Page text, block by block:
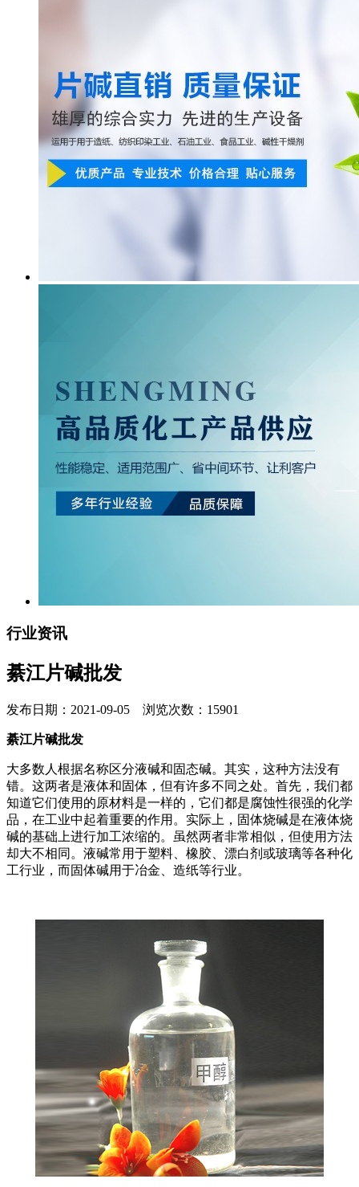
行业资讯
綦江片碱批发
发布日期：2021-09-05 浏览次数：15901
綦江片碱批发
大多数人根据名称区分液碱和固态碱。其实，这种方法没有
错。这两者是液体和固体，但有许多不同之处。首先，我们都
知道它们使用的原材料是一样的，它们都是腐蚀性很强的化学
品，在工业中起着重要的作用。实际上，固体烧碱是在液体烧
碱的基础上进行加工浓缩的。虽然两者非常相似，但使用方法
却大不相同。液碱常用于塑料、橡胶、漂白剂或玻璃等各种化
工行业，而固体碱用于冶金、造纸等行业。